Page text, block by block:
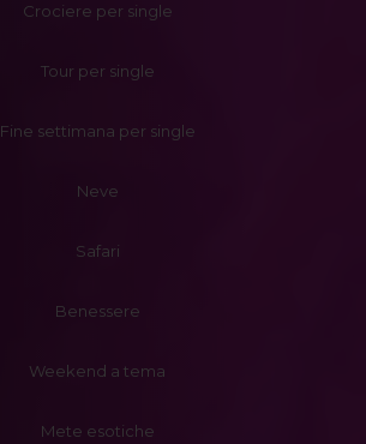
Crociere per single
Tour per single
Fine settimana per single
Neve
Safari
Benessere
Weekend a tema
Mete esotiche